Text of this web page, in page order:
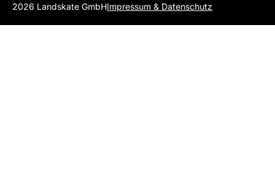
2026 Landskate GmbHImpressum & Datenschutz